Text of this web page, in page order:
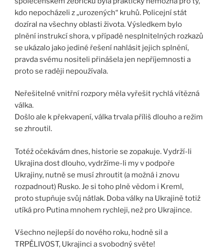
kdo nepocházeli z „urozených“ kruhů. Policejní stát
dozíral na všechny oblasti života. Výsledkem bylo
plnění instrukcí shora, v případě nesplnitelných rozkazů
se ukázalo jako jediné řešení nahlásit jejich splnění,
pravda svému nositeli přinášela jen nepříjemnosti a
proto se raději nepoužívala.
Neřešitelné vnitřní rozpory měla vyřešit rychlá vítězná
válka.
Došlo ale k překvapení, válka trvala příliš dlouho a režim
se zhroutil.
Totéž očekávám dnes, historie se zopakuje. Vydrží-li
Ukrajina dost dlouho, vydržíme-li my v podpoře
Ukrajiny, nutně se musí zhroutit (a možná i znovu
rozpadnout) Rusko. Je si toho plně vědom i Kreml,
proto stupňuje svůj nátlak. Doba války na Ukrajině totiž
utíká pro Putina mnohem rychleji, než pro Ukrajince.
Všechno nejlepší do nového roku, hodně sil a
TRPĚLIVOST, Ukrajinci a svobodný světe!